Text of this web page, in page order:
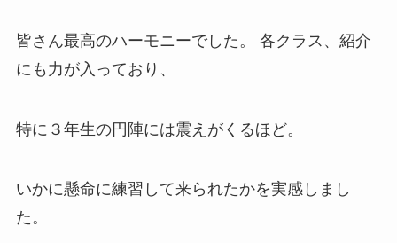
皆さん最高のハーモニーでした。 各クラス、紹介
にも力が入っており、
特に３年生の円陣には震えがくるほど。
いかに懸命に練習して来られたかを実感しまし
た。